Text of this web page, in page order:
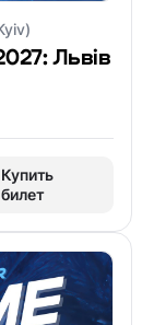
Львів
Купить
билет